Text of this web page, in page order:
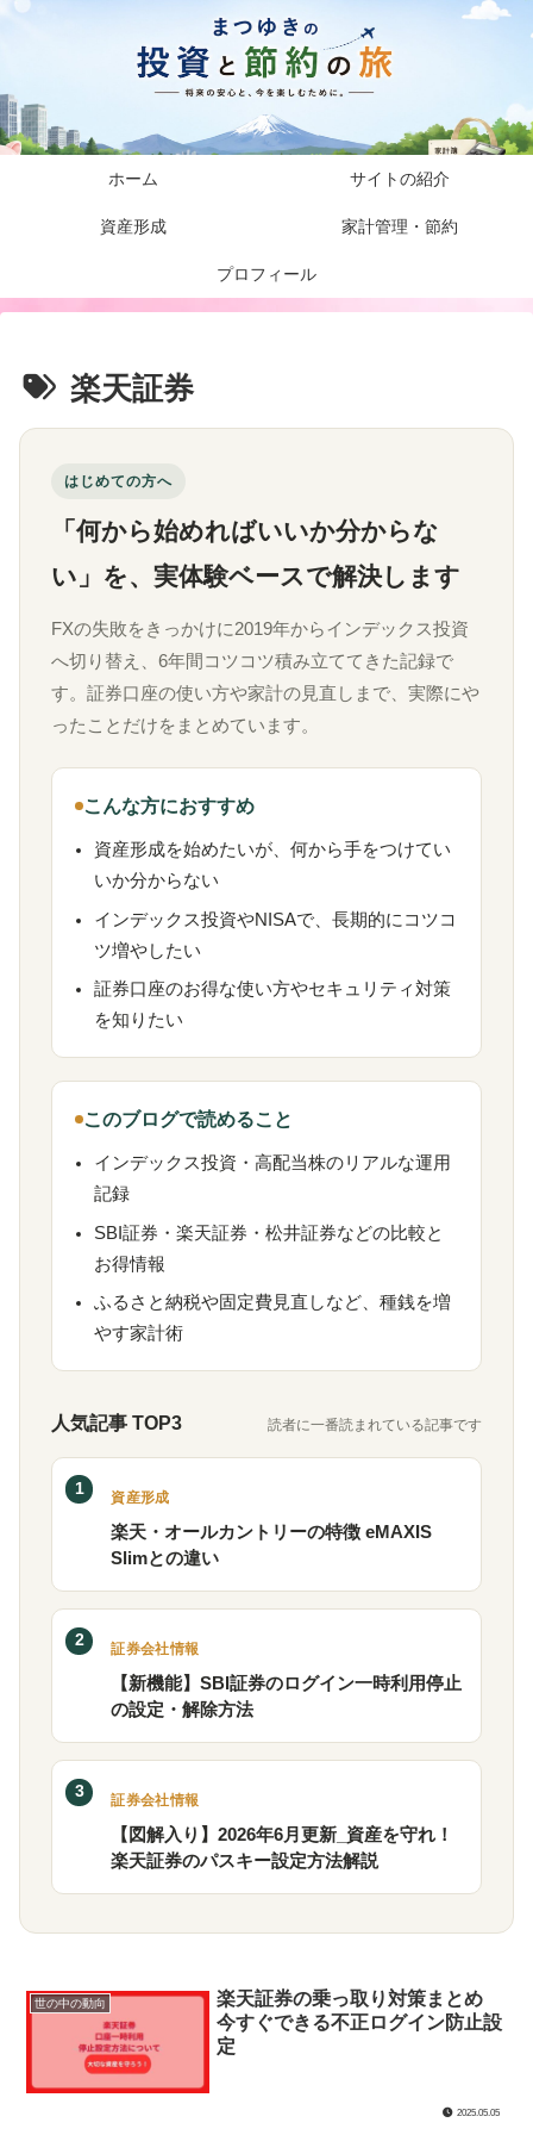
ホーム サイトの紹介
資産形成 家計管理・節約
プロフィール
楽天証券
はじめての方へ
「何から始めればいいか分からな
い」を、実体験ベースで解決します
FXの失敗をきっかけに2019年からインデックス投資
へ切り替え、6年間コツコツ積み立ててきた記録で
す。証券口座の使い方や家計の見直しまで、実際にや
ったことだけをまとめています。
こんな方におすすめ
資産形成を始めたいが、何から手をつけてい
いか分からない
インデックス投資やNISAで、長期的にコツコ
ツ増やしたい
証券口座のお得な使い方やセキュリティ対策
を知りたい
このブログで読めること
インデックス投資・高配当株のリアルな運用
記録
SBI証券・楽天証券・松井証券などの比較と
お得情報
ふるさと納税や固定費見直しなど、種銭を増
やす家計術
人気記事 TOP3 読者に一番読まれている記事です
1 資産形成
楽天・オールカントリーの特徴 eMAXIS
Slimとの違い
2 証券会社情報
【新機能】SBI証券のログイン一時利用停止
の設定・解除方法
3 証券会社情報
【図解入り】2026年6月更新_資産を守れ！
楽天証券のパスキー設定方法解説
世の中の動向
楽天証券の乗っ取り対策まとめ
今すぐできる不正ログイン防止設
定
2025.05.05